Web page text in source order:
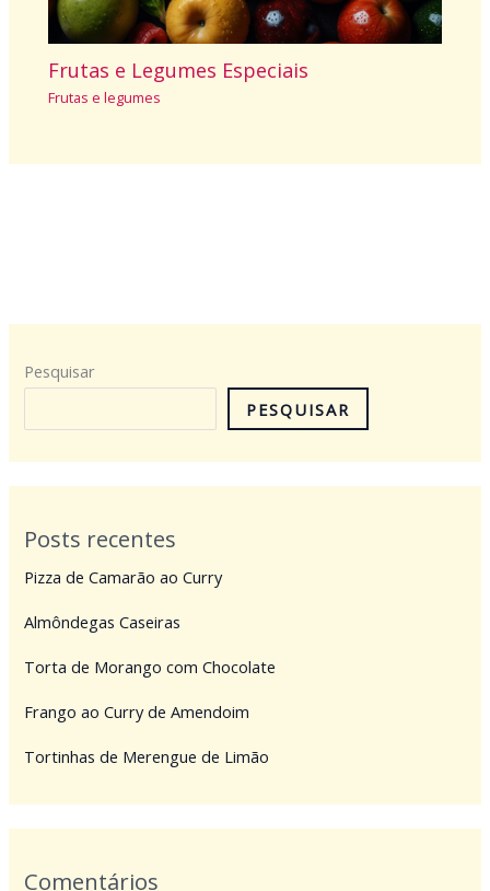
Frutas e Legumes Especiais
Frutas e legumes
Pesquisar
PESQUISAR
Posts recentes
Pizza de Camarão ao Curry
Almôndegas Caseiras
Torta de Morango com Chocolate
Frango ao Curry de Amendoim
Tortinhas de Merengue de Limão
Comentários